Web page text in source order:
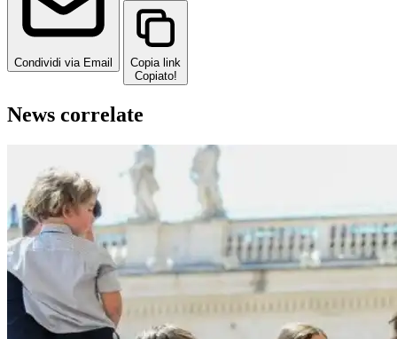
Condividi via Email
Copia link
Copiato!
News correlate